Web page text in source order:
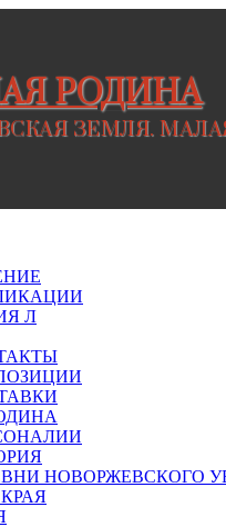
РОДИНА
ЗЕМЛЯ.
Л
НОВОРЖЕВСКОГО